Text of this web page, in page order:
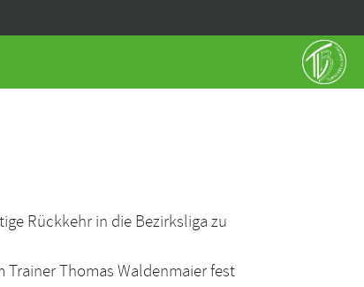
Rückkehr in die Bezirksliga zu
Thomas Waldenmaier fest